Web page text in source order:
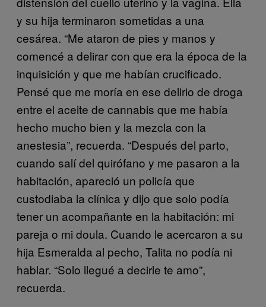
y su hija terminaron sometidas a una
cesárea. “Me ataron de pies y manos y
comencé a delirar con que era la época de la
inquisición y que me habían crucificado.
Pensé que me moría en ese delirio de droga
entre el aceite de cannabis que me había
hecho mucho bien y la mezcla con la
anestesia”, recuerda. “Después del parto,
cuando salí del quirófano y me pasaron a la
habitación, apareció un policía que
custodiaba la clínica y dijo que solo podía
tener un acompañante en la habitación: mi
pareja o mi doula. Cuando le acercaron a su
hija Esmeralda al pecho, Talita no podía ni
hablar. “Solo llegué a decirle te amo”,
recuerda.